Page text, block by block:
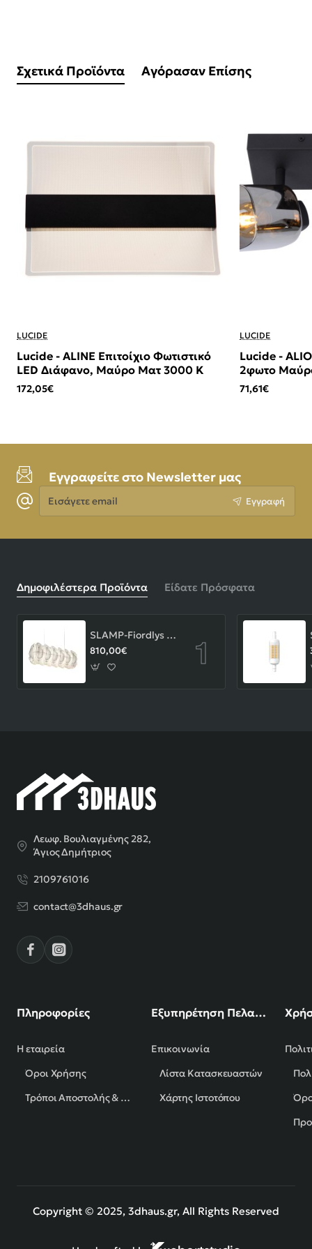
Σχετικά Προϊόντα Αγόρασαν Επίσης
LUCIDE
Lucide - ALINE Επιτοίχιο Φωτιστικό
LED Διάφανο, Μαύρο Ματ 3000 K
172,05€
LUCIDE
Lucide -
2φωτο
(Smoke)
71,61€
Εγγραφείτε στο Newsletter μας
Εισάγετε
email
Εγγραφή
Δημοφιλέστερα Προϊόντα Είδατε Πρόσφατα
SLAMP-Fiordlys Linear Φωτιστικό Κρεμαστό 90x26x33cm White ΚΩΔ.-FRDSXXLWHT01T00LINEU
810,00€
Λεωφ. Βουλιαγμένης 282,
Άγιος Δημήτριος
2109761016
contact@3dhaus.gr
Πληροφορίες
Η εταιρεία
Όροι Χρήσης
Τρόποι Αποστολής & Πληρωμής
Εξυπηρέτηση Πελατών
Επικοινωνία
Λίστα Κατασκευαστών
Χάρτης Ιστοτόπου
Copyright © 2025, 3dhaus.gr, All Rights Reserved